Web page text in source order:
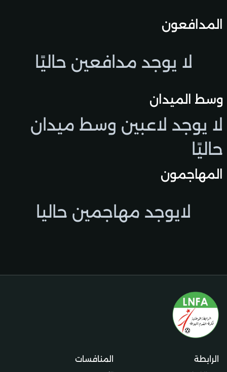
المدافعون
لا يوجد مدافعين حاليًا
وسط الميدان
لا يوجد لاعبين وسط ميدان
حاليًا
المهاجمون
لايوجد مهاجمين حاليا
الرابطة المنافسات